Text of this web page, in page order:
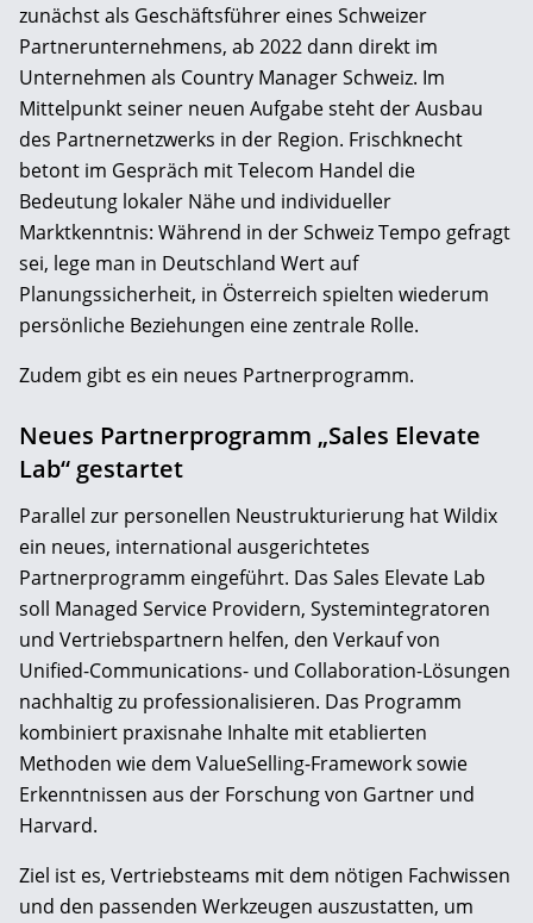
zunächst als Geschäftsführer eines Schweizer
Partnerunternehmens, ab 2022 dann direkt im
Unternehmen als Country Manager Schweiz. Im
Mittelpunkt seiner neuen Aufgabe steht der Ausbau
des Partnernetzwerks in der Region. Frischknecht
betont im Gespräch mit Telecom Handel die
Bedeutung lokaler Nähe und individueller
Marktkenntnis: Während in der Schweiz Tempo gefragt
sei, lege man in Deutschland Wert auf
Planungssicherheit, in Österreich spielten wiederum
persönliche Beziehungen eine zentrale Rolle.
Zudem gibt es ein neues Partnerprogramm.
Neues Partnerprogramm „Sales Elevate
Lab“ gestartet
Parallel zur personellen Neustrukturierung hat Wildix
ein neues, international ausgerichtetes
Partnerprogramm eingeführt. Das Sales Elevate Lab
soll Managed Service Providern, Systemintegratoren
und Vertriebspartnern helfen, den Verkauf von
Unified-Communications- und Collaboration-Lösungen
nachhaltig zu professionalisieren. Das Programm
kombiniert praxisnahe Inhalte mit etablierten
Methoden wie dem ValueSelling-Framework sowie
Erkenntnissen aus der Forschung von Gartner und
Harvard.
Ziel ist es, Vertriebsteams mit dem nötigen Fachwissen
und den passenden Werkzeugen auszustatten, um